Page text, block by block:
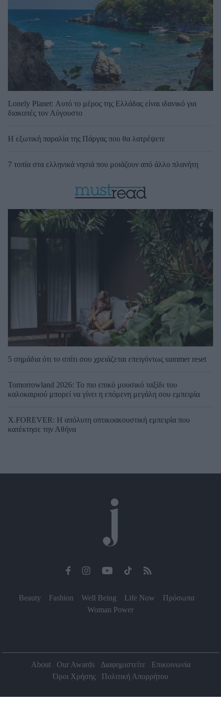
Lonely Planet: Αυτό το μέρος της Ελλάδας είναι ιδανικό για
διακοπές τον Αύγουστο
Η εξωτική παραλία της Πάργας που θα λατρέψετε
7 τοπία στα ελληνικά νησιά που μοιάζουν από άλλο πλανήτη
5 σημάδια ότι το σπίτι σου χρειάζεται επειγόντως summer reset
Tomorrowland 2026: Το πιο επικό μουσικό ταξίδι του
καλοκαιριού μπορεί να γίνει η επόμενη μεγάλη σου εμπειρία
X.FOREVER: Η απόλυτη οπτικοακουστική εμπειρία που
κατέκτησε την Αθήνα
Beauty Fashion Well Being Life Now
Πρόσωπα
Woman Power
About Our Awards Διαφημιστείτε
Επικοινωνία
Όροι Χρήσης
Πολιτική Απορρήτου